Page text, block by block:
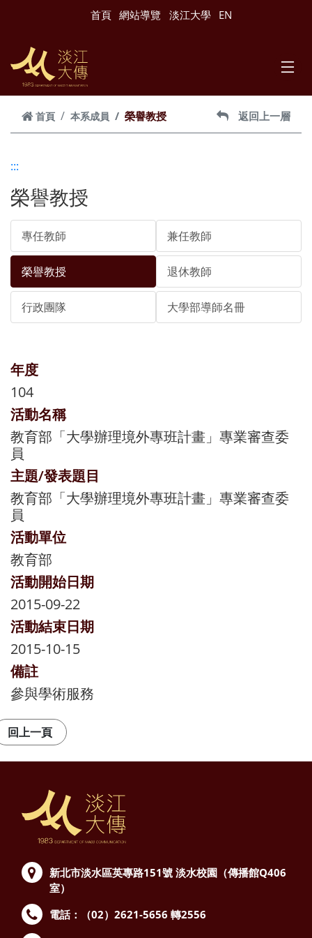
首頁 網站導覽 淡江大學 EN
首頁 本系成員 榮譽教授 返回上一層
:::
榮譽教授
專任教師 兼任教師
榮譽教授 退休教師
行政團隊 大學部導師名冊
年度
104
活動名稱
教育部「大學辦理境外專班計畫」專業審查委
員
主題/發表題目
教育部「大學辦理境外專班計畫」專業審查委
員
活動單位
教育部
活動開始日期
2015-09-22
活動結束日期
2015-10-15
備註
參與學術服務
新北市淡水區英專路151號 淡水校園（傳播館Q406
室）
電話：（02）2621-5656 轉2556